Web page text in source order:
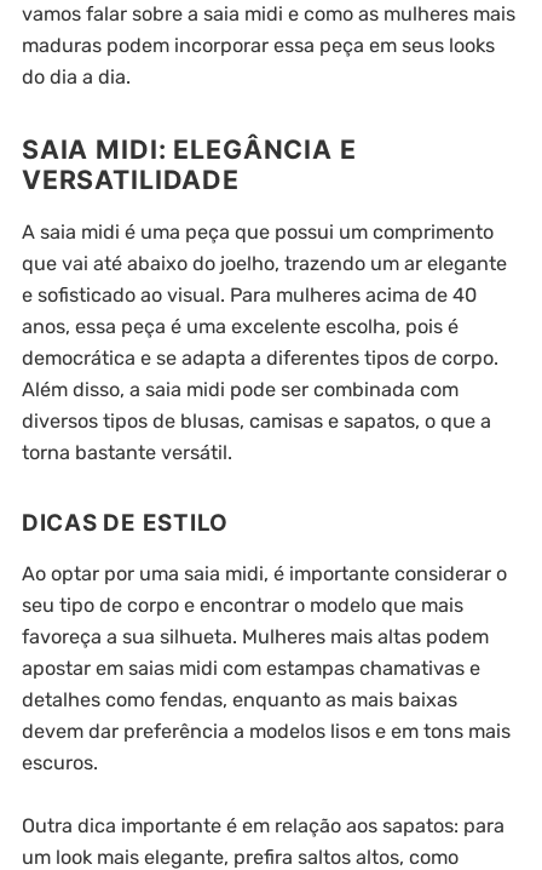
vamos falar sobre a saia midi e como as mulheres mais
maduras podem incorporar essa peça em seus looks
do dia a dia.
SAIA MIDI: ELEGÂNCIA E
VERSATILIDADE
A saia midi é uma peça que possui um comprimento
que vai até abaixo do joelho, trazendo um ar elegante
e sofisticado ao visual. Para mulheres acima de 40
anos, essa peça é uma excelente escolha, pois é
democrática e se adapta a diferentes tipos de corpo.
Além disso, a saia midi pode ser combinada com
diversos tipos de blusas, camisas e sapatos, o que a
torna bastante versátil.
DICAS DE ESTILO
Ao optar por uma saia midi, é importante considerar o
seu tipo de corpo e encontrar o modelo que mais
favoreça a sua silhueta. Mulheres mais altas podem
apostar em saias midi com estampas chamativas e
detalhes como fendas, enquanto as mais baixas
devem dar preferência a modelos lisos e em tons mais
escuros.
Outra dica importante é em relação aos sapatos: para
um look mais elegante, prefira saltos altos, como